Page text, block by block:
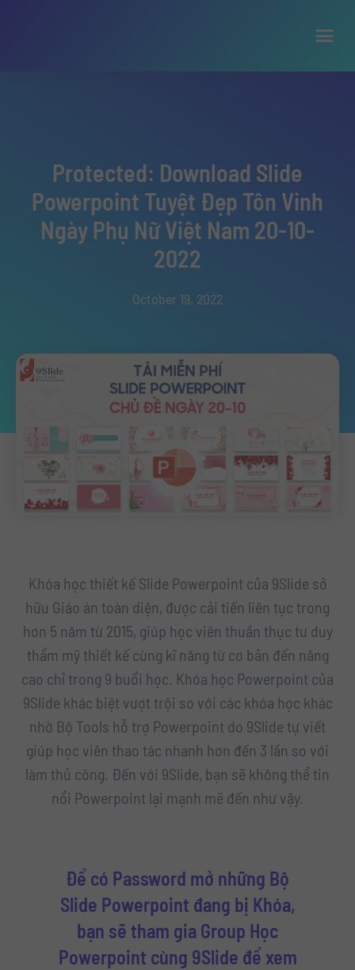
Protected: Download Slide
Powerpoint Tuyệt Đẹp Tôn Vinh
Ngày Phụ Nữ Việt Nam 20-10-
2022
October 19, 2022
Khóa học thiết kế Slide Powerpoint của 9Slide sở
hữu Giáo án toàn diện, được cải tiến liên tục trong
hơn 5 năm từ 2015, giúp học viên thuần thục tư duy
thẩm mỹ thiết kế cùng kĩ năng từ cơ bản đến nâng
cao chỉ trong 9 buổi học. Khóa học Powerpoint của
9Slide khác biệt vượt trội so với các khóa học khác
nhờ Bộ Tools hỗ trợ Powerpoint do 9Slide tự viết
giúp học viên thao tác nhanh hơn đến 3 lần so với
làm thủ công. Đến với 9Slide, bạn sẽ không thể tin
nổi Powerpoint lại mạnh mẽ đến như vậy.
Để có Password mở những Bộ
Slide Powerpoint đang bị Khóa,
bạn sẽ tham gia Group Học
Powerpoint cùng 9Slide để xem